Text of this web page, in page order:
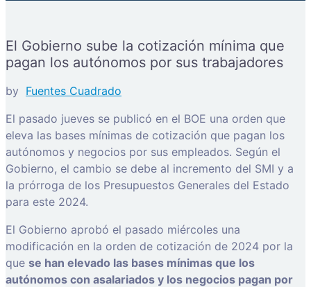
El Gobierno sube la cotización mínima que
pagan los autónomos por sus trabajadores
by Fuentes Cuadrado
El pasado jueves se publicó en el BOE una orden que
eleva las bases mínimas de cotización que pagan los
autónomos y negocios por sus empleados. Según el
Gobierno, el cambio se debe al incremento del SMI y a
la prórroga de los Presupuestos Generales del Estado
para este 2024.
El Gobierno aprobó el pasado miércoles una
modificación en la orden de cotización de 2024 por la
que se han elevado las bases mínimas que los
autónomos con asalariados y los negocios pagan por